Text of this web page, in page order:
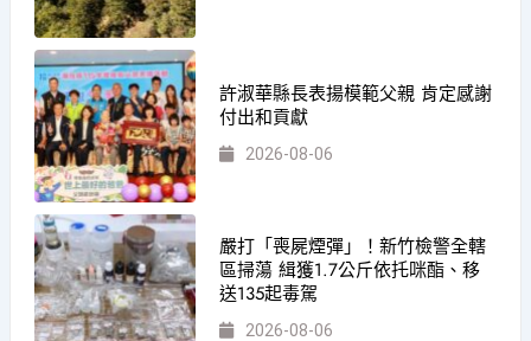
許淑華縣長表揚模範父親 肯定感謝
付出和貢獻
2026-08-06
嚴打「喪屍煙彈」！新竹檢警全轄
區掃蕩 緝獲1.7公斤依托咪酯、移
送135起毒駕
2026-08-06